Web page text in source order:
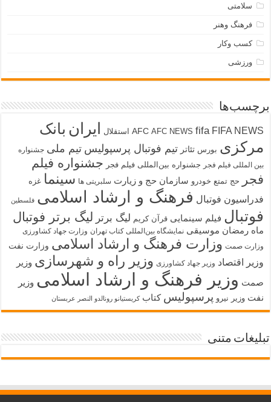
سلامتی
فرهنگ وهنر
کسب وکار
ورزشی
برچسب‌ها
AFC AFC NEWS fifa FIFA NEWS استقلال ایران بانک
مرکزی بورس تئاتر تیم فوتبال پرسپولیس تیم ملی جشنواره
بین المللی فیلم فجر
جشنواره بین‌المللی فیلم فجر جشنواره فیلم
فجر
حج تمتع خودرو سازمان حج و زیارت سلبریتی ها سینما غزه
فدراسیون فوتبال فرهنگ و ارشاد اسلامی فلسطین
فوتبال فیلم سینمایی قرآن کریم لیگ برتر لیگ برتر فوتبال
ماه رمضان موسیقی نمایشگاه بین‌المللی کتاب تهران وزارت جهاد کشاورزی
وزارت صمت وزارت فرهنگ و ارشاد اسلامی وزارت نفت
وزیر اقتصاد وزیر جهاد کشاورزی وزیر راه و شهرسازی وزیر
صمت وزیر فرهنگ و ارشاد اسلامی وزیر
نفت وزیر نیرو پرسپولیس کتاب کریستیانو رونالدو النصر عربستان
تبلیغات متنی